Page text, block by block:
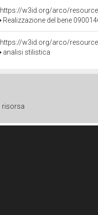
w3id.org/arco/
Realizzazione del bene
w3id.org/arco/
analisi stilistica
risorsa